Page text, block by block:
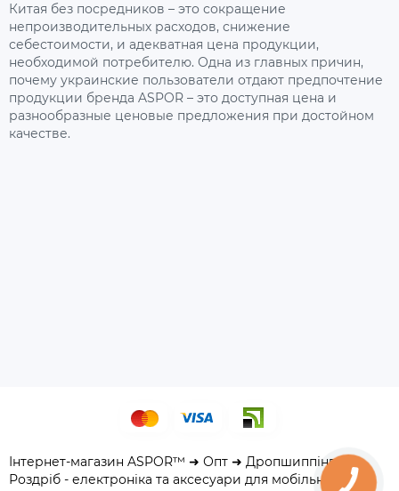
Китая без посредников – это сокращение
непроизводительных расходов, снижение
себестоимости, и адекватная цена продукции,
необходимой потребителю. Одна из главных причин,
почему украинские пользователи отдают предпочтение
продукции бренда ASPOR – это доступная цена и
разнообразные ценовые предложения при достойном
качестве.
Інтернет-магазин ASPOR™ ➜ Опт ➜ Дропшиппінг ➜
Роздріб - електроніка та аксесуари для мобільних